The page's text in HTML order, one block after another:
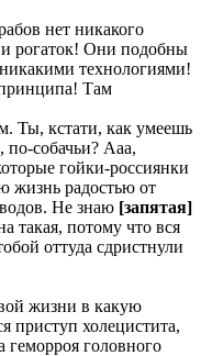
нет никакого
рогаток! Они подобны
технологиями!
Там
Ты, кстати, как умеешь
по-собачьи? Ааа,
гойки-россиянки
жизнь радостью от
Не знаю [запятая]
такая, потому что вся
оттуда сдристнули
жизни в какую
приступ холецистита,
геморроя головного